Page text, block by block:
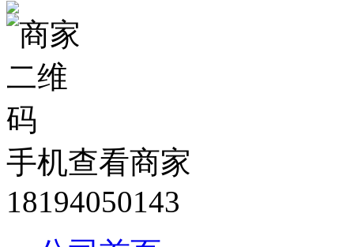
手机查看商家
18194050143